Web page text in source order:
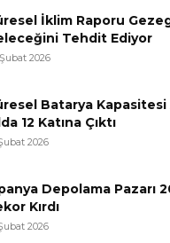
İklim Raporu
Tehdit Ediyor
2026
Batarya Kapasitesi
12 Katına Çıktı
2026
Depolama Pazarı
Kırdı
2026